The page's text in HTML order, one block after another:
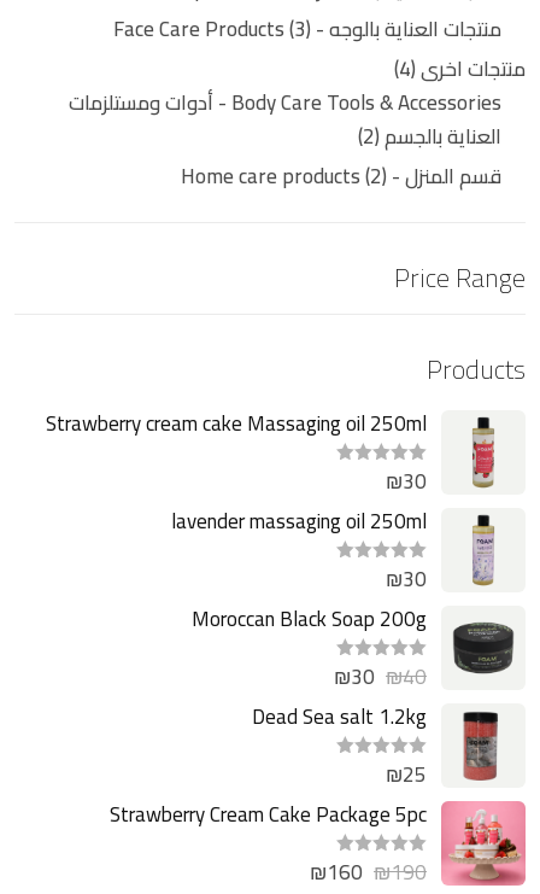
منتجات العناية بالوجه - Face Care Products 3
منتجات اخرى 4
Body Care Tools & Accessories - أدوات ومستلزمات
العناية بالجسم 2
قسم المنزل - Home care products 2
Price Range
Products
Strawberry cream cake Massaging oil 250ml
ت
م
ا
ل
ت
ق
ي
م
0
م
5
₪30
lavender massaging oil 250ml
ت
م
ل
ت
ق
ي
م
0
م
5
₪30
Moroccan Black Soap 200g
ت
م
ل
ت
ق
ي
م
0
م
5
₪40
₪30
Dead Sea salt 1.2kg
ت
م
ل
ت
ق
ي
₪25
Strawberry Cream Cake Package 5pc
ت
م
₪190
₪160